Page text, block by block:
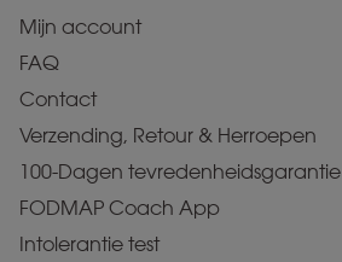
Mijn account
FAQ
Contact
Verzending, Retour & Herroepen
100-Dagen tevredenheidsgarantie
FODMAP Coach App
Intolerantie test